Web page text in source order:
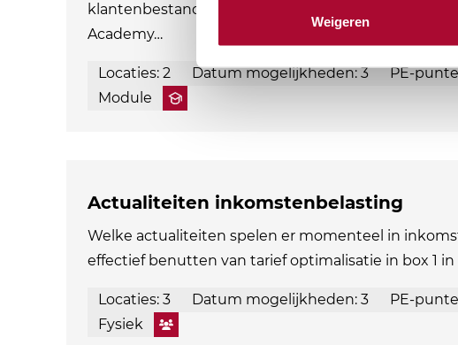
Weigeren
klantenbestand. Als adviseur ben je natuurlijk op
Academy…
Locaties: 2 Datum mogelijkheden: 3 PE-
Module
Actualiteiten inkomstenbelasting
Welke actualiteiten spelen er momenteel in
effectief benutten van tarief optimalisatie in box 1 in
Locaties: 3 Datum mogelijkheden: 3 PE-
Fysiek